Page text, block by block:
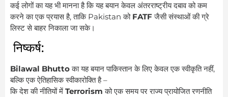
कई लोगों का यह भी मानना है कि यह बयान केवल अंतरराष्ट्रीय दबाव को कम
करने का एक प्रयास है, ताकि Pakistan को FATFजैसी संस्थाओं की ग्रे
लिस्ट से बाहर निकाला जा सके।
निष्कर्ष:
Bilawal Bhuttoका यह बयान पाकिस्तान के लिए केवल एक स्वीकृति नहीं,
बल्कि एक ऐतिहासिक स्वीकारोक्ति है –
कि देश की नीतियों में Terrorism को एक समय पर राज्य प्रायोजित रणनीति